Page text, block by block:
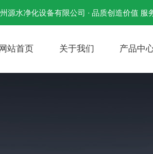
源水净化设备有限公司 · 品质创造价值 服
网站首页 关于我们 产品中